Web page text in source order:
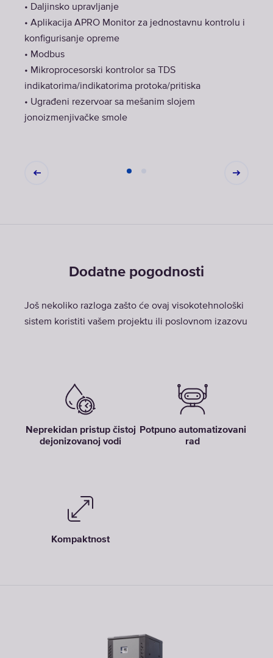
• Daljinsko upravljanje
• Aplikacija APRO Monitor za jednostavnu kontrolu i
konfigurisanje opreme
• Modbus
• Mikroprocesorski kontrolor sa TDS
indikatorima/indikatorima protoka/pritiska
• Ugrađeni rezervoar sa mešanim slojem
jonoizmenjivačke smole
Dodatne pogodnosti
Još nekoliko razloga zašto će ovaj visokotehnološki
sistem koristiti vašem projektu ili poslovnom izazovu
Neprekidan pristup čistoj
dejonizovanoj vodi
Potpuno automatizovani
rad
Kompaktnost